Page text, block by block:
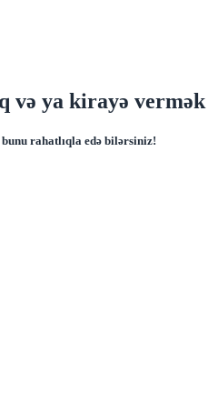
və ya kirayə
rahatlıqla edə bilərsiniz!